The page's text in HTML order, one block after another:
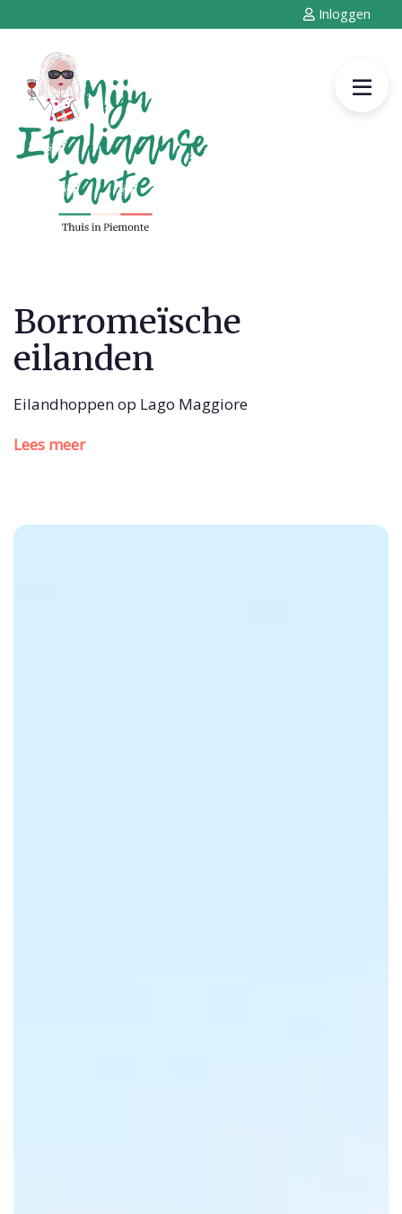
Inloggen
Borromeïsche
eilanden
Eilandhoppen op Lago Maggiore
Lees meer